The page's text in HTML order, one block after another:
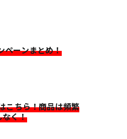
ペーンまとめ！
こちら！商品は頻繁
なく！